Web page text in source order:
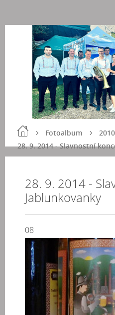
Fotoalbum
28. 9. 2014 - Slavnostní
28. 9. 2014 -
Jablunkovanky
08